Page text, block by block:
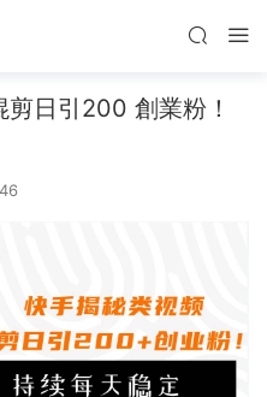
日引200 創業粉！